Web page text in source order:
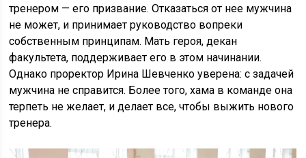
тренером — его призвание. Отказаться от нее мужчина
не может, и принимает руководство вопреки
собственным принципам. Мать героя, декан
факультета, поддерживает его в этом начинании.
Однако проректор Ирина Шевченко уверена: с задачей
мужчина не справится. Более того, хама в команде она
терпеть не желает, и делает все, чтобы выжить нового
тренера.